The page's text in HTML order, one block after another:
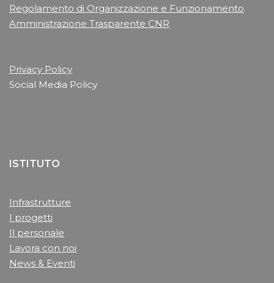
Regolamento di Organizzazione e Funzionamento
Amministrazione Trasparente CNR
Privacy Policy
Social Media Policy
ISTITUTO
Infrastrutture
I progetti
Il personale
Lavora con noi
News & Eventi